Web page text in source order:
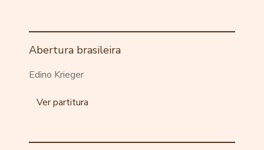
Abertura brasileira
Edino Krieger
Ver partitura